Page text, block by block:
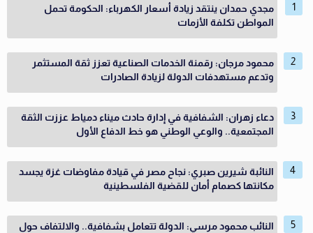
مجدي حمدان ينتقد زيادة أسعار الكهرباء: الحكومة تحمل
المواطن تكلفة الأزمات
محمود مرجان: رقمنة الخدمات الصناعية تعزز ثقة المستثمر
وتدعم مستهدفات الدولة لزيادة الصادرات
دعاء زهران: الشفافية في إدارة حادث ميناء دمياط عززت الثقة
المجتمعية.. والوعي الوطني هو خط الدفاع الأول
النائبة شيرين صبري: نجاح مصر في قيادة مفاوضات غزة يجسد
مكانتها كصمام أمان للقضية الفلسطينية
النائب محمود مرسي: الدولة تتعامل بشفافية.. والالتفاف حول